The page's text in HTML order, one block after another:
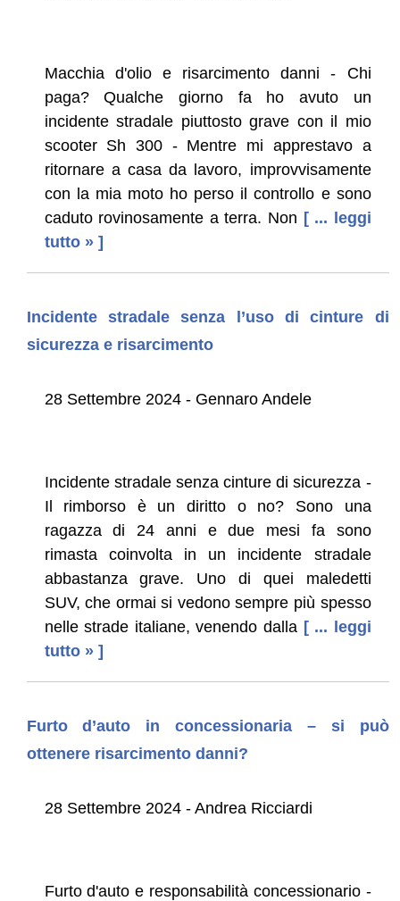
Macchia d'olio e risarcimento danni - Chi
paga? Qualche giorno fa ho avuto un
incidente stradale piuttosto grave con il mio
scooter Sh 300 - Mentre mi apprestavo a
ritornare a casa da lavoro, improvvisamente
con la mia moto ho perso il controllo e sono
caduto rovinosamente a terra. Non [ ... leggi
tutto » ]
Incidente stradale senza l’uso di cinture di
sicurezza e risarcimento
28 Settembre 2024 - Gennaro Andele
Incidente stradale senza cinture di sicurezza -
Il rimborso è un diritto o no? Sono una
ragazza di 24 anni e due mesi fa sono
rimasta coinvolta in un incidente stradale
abbastanza grave. Uno di quei maledetti
SUV, che ormai si vedono sempre più spesso
nelle strade italiane, venendo dalla [ ... leggi
tutto » ]
Furto d’auto in concessionaria – si può
ottenere risarcimento danni?
28 Settembre 2024 - Andrea Ricciardi
Furto d'auto e responsabilità concessionario -